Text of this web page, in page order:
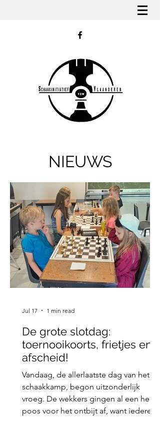
NIEUWS
De grote slotdag:
toernooikoorts, frietjes en
afscheid!
Vandaag, de allerlaatste dag van het
schaakkamp, begon uitzonderlijk
vroeg. De wekkers gingen al een hele
poos voor het ontbijt af, want iedereen
Jul 17 1 min read